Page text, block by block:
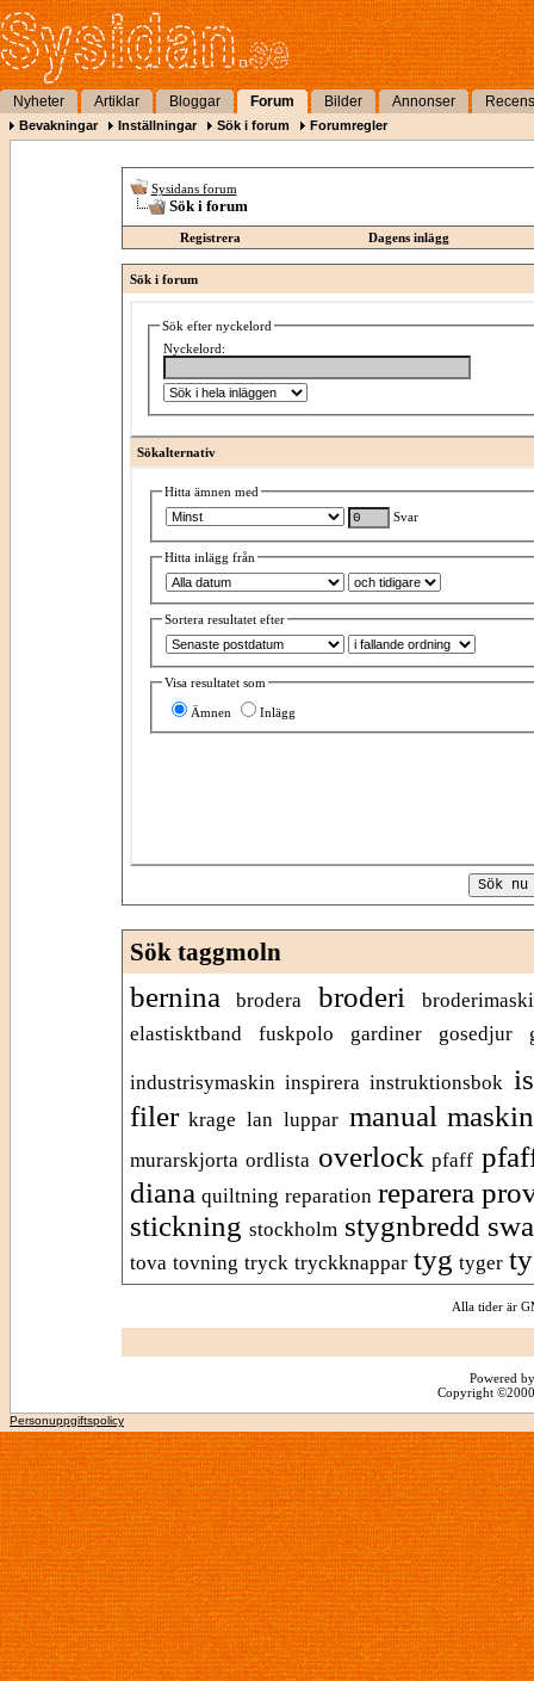
Nyheter Artiklar Bloggar Forum Bilder Annonser
Bevakningar Inställningar Sök i forum Forumregler
Sysidans forum
Sök i forum
Registrera Dagens inlägg
Sök i forum
Sök efter nyckelord
Nyckelord:
Sökalternativ
Hitta ämnen med
Svar
Hitta inlägg från
Sortera resultatet efter
Visa resultatet som
Ämnen Inlägg
Sök taggmoln
bernina brodera broderi
elastisktband
fuskpolo gardiner gosedjur
industrisymaskin inspirera instruktionsbok
filer krage lan luppar manual
murarskjorta ordlista overlock pfaff
diana quiltning reparation reparera
stickning stockholm stygnbredd
tova tovning tryck tryckknappar tyg tyger
Alla tider är
Powered
Copyright
Personuppgiftspolicy